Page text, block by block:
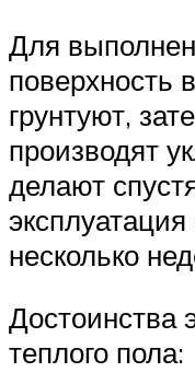
Для
поверхность
грунтуют,
производят
делают
несколько
Достоинства
теплого пола: